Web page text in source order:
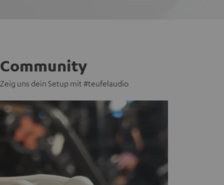
Community
Zeig uns dein Setup mit #teufelaudio